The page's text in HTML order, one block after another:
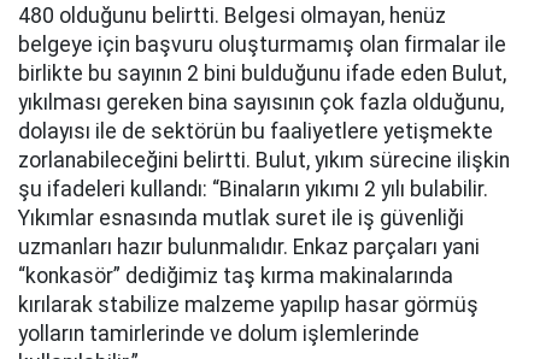
480 olduğunu belirtti. Belgesi olmayan, henüz
belgeye için başvuru oluşturmamış olan firmalar ile
birlikte bu sayının 2 bini bulduğunu ifade eden Bulut,
yıkılması gereken bina sayısının çok fazla olduğunu,
dolayısı ile de sektörün bu faaliyetlere yetişmekte
zorlanabileceğini belirtti. Bulut, yıkım sürecine ilişkin
şu ifadeleri kullandı: “Binaların yıkımı 2 yılı bulabilir.
Yıkımlar esnasında mutlak suret ile iş güvenliği
uzmanları hazır bulunmalıdır. Enkaz parçaları yani
“konkasör” dediğimiz taş kırma makinalarında
kırılarak stabilize malzeme yapılıp hasar görmüş
yolların tamirlerinde ve dolum işlemlerinde